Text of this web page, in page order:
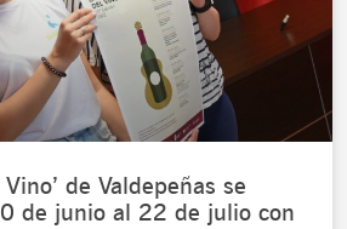
de Valdepeñas se
de junio al 22 de julio con